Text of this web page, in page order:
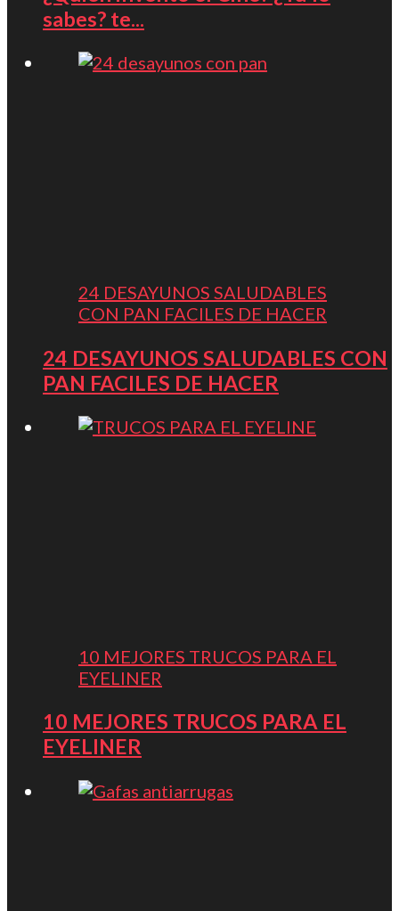
sabes? te...
24 DESAYUNOS SALUDABLES
CON PAN FACILES DE HACER
24 DESAYUNOS SALUDABLES CON
PAN FACILES DE HACER
10 MEJORES TRUCOS PARA EL
EYELINER
10 MEJORES TRUCOS PARA EL
EYELINER